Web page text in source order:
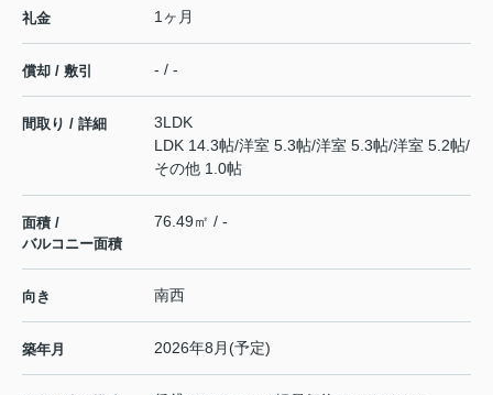
礼金 1ヶ月
償却 / 敷引 - / -
間取り / 詳細
3LDK
LDK 14.3帖/洋室 5.3帖/洋室 5.3帖/洋室 5.2帖/
その他 1.0帖
面積 /
バルコニー面積
76.49㎡ / -
向き 南西
築年月 2026年8月(予定)